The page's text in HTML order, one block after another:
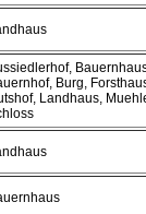
Burg,
Landhaus,